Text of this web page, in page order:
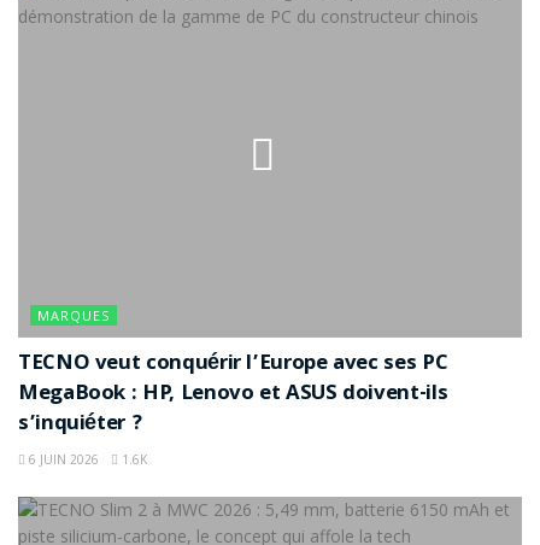
MARQUES
TECNO veut conquérir l’Europe avec ses PC
MegaBook : HP, Lenovo et ASUS doivent-ils
s’inquiéter ?
6 JUIN 2026 1.6K